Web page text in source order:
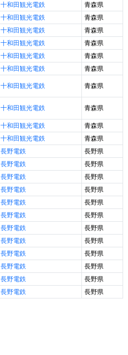
十和田観光電鉄
青森県
十和田観光電鉄
青森県
十和田観光電鉄
青森県
十和田観光電鉄
青森県
十和田観光電鉄
青森県
十和田観光電鉄
青森県
十和田観光電鉄 青森県
十和田観光電鉄 青森県
十和田観光電鉄
青森県
十和田観光電鉄
青森県
長野電鉄
長野県
長野電鉄
長野県
長野電鉄
長野県
長野電鉄
長野県
長野電鉄
長野県
長野電鉄
長野県
長野電鉄
長野県
長野電鉄
長野県
長野電鉄
長野県
長野電鉄
長野県
長野電鉄
長野県
長野電鉄 長野県